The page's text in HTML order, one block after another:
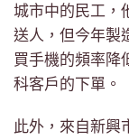
城市中的民工，
送人，但今年製
買手機的頻率降
科客戶的下單。
此外，來自新興